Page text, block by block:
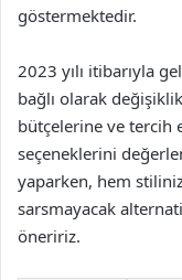
göstermektedir.
2023 yılı itibarıyla
bağlı olarak
bütçelerine ve tercih
seçeneklerini
yaparken, hem
sarsmayacak
öneririz.